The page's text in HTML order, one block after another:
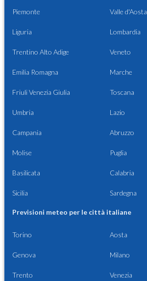
Piemonte Valle d'Aosta
Liguria Lombardia
Trentino Alto Adige Veneto
Emilia Romagna Marche
Friuli Venezia Giulia Toscana
Umbria Lazio
Campania Abruzzo
Molise Puglia
Basilicata Calabria
Sicilia Sardegna
Previsioni meteo per le città italiane
Torino Aosta
Genova Milano
Trento Venezia